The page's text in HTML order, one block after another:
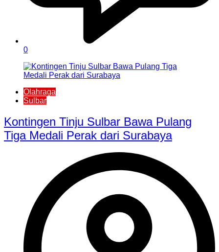
0
Olahraga
Sulbar
Kontingen Tinju Sulbar Bawa Pulang
Tiga Medali Perak dari Surabaya